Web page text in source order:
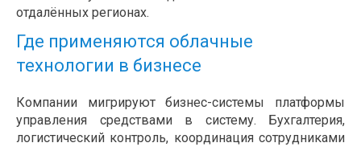
отдалённых регионах.
Где применяются облачные
технологии в бизнесе
Компании мигрируют бизнес-системы платформы
управления средствами в систему. Бухгалтерия,
логистический контроль, координация сотрудниками